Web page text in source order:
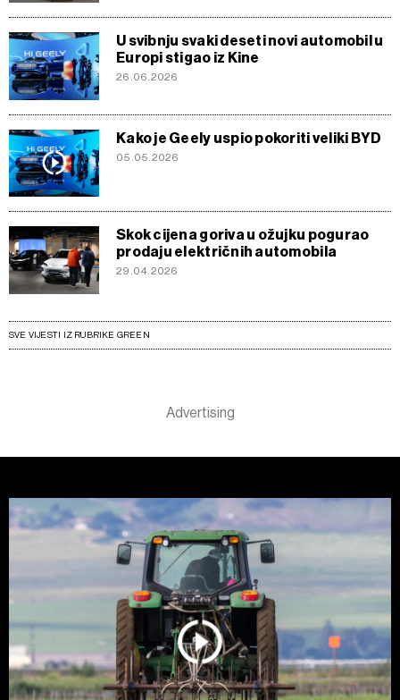
U svibnju svaki deseti novi automobil u
Europi stigao iz Kine
26.06.2026
Kako je Geely uspio pokoriti veliki BYD
05.05.2026
Skok cijena goriva u ožujku pogurao
prodaju električnih automobila
29.04.2026
SVE VIJESTI IZ RUBRIKE GREEN